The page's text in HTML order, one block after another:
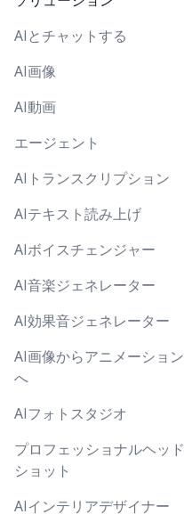
AIとチャットする
AI画像
AI動画
エージェント
AIトランスクリプション
AIテキスト読み上げ
AIボイスチェンジャー
AI音楽ジェネレーター
AI効果音ジェネレーター
AI画像からアニメーション
へ
AIフォトスタジオ
プロフェッショナルヘッド
ショット
AIインテリアデザイナー